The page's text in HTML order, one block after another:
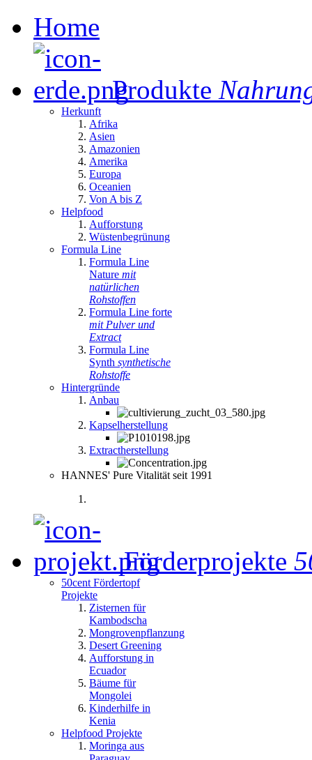
Home
Produkte
Herkunft
Afrika
Asien
Amazonien
Amerika
Europa
Oceanien
Von A bis Z
Helpfood
Aufforstung
Wüstenbegrünung
Formula Line
Formula Line
Nature mit
natürlichen
Rohstoffen
Formula Line forte
mit Pulver und
Extract
Formula Line
Synth synthetische
Rohstoffe
Hintergründe
Anbau
Kapselherstellung
Extractherstellung
HANNES' Pure Vitalität seit 1991
Förderprojekte
50cent Fördertopf
Projekte
Zisternen für
Kambodscha
Mongrovenpflanzung
Desert Greening
Aufforstung in
Ecuador
Bäume für
Mongolei
Kinderhilfe in
Kenia
Helpfood Projekte
Moringa aus